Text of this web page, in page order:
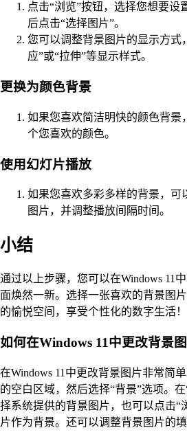
点击“浏览”按钮，选择您想要设
后点击“选择图片”。
您可以调整背景图片的显示方式
应”或“拉伸”等显示样式。
更换为颜色背景
如果您喜欢简洁明快的颜色背景
个您喜欢的颜色。
使用幻灯片播放
如果您喜欢多彩多样的背景，可
图片，并调整播放间隔时间。
小结
通过以上步骤，您可以在Windows 11
面焕然一新。选择一张喜欢的背景图
的愉悦空间，享受个性化的数字生活！
如何在Windows 11中更改背景图
在Windows 11中更改背景图片非常简
的空白区域，然后选择“背景”选项。
择系统提供的背景图片，也可以点击“
片作为背景。还可以调整背景图片的